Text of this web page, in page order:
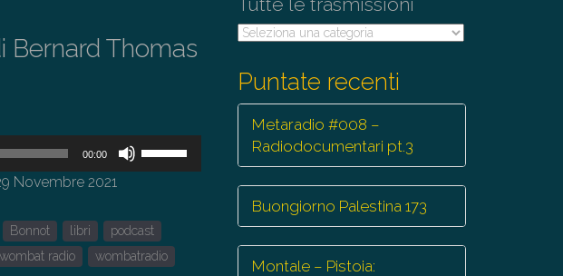
Bernard Thomas
00:00
su/giù
per
Novembre 2021
Bonnot libri
podcast
wombat radio wombatradio
Tutte
Puntate recenti
Metaradio #008 –
Radiodocumentari pt.3
Buongiorno Palestina 173
Montale – Pistoia: